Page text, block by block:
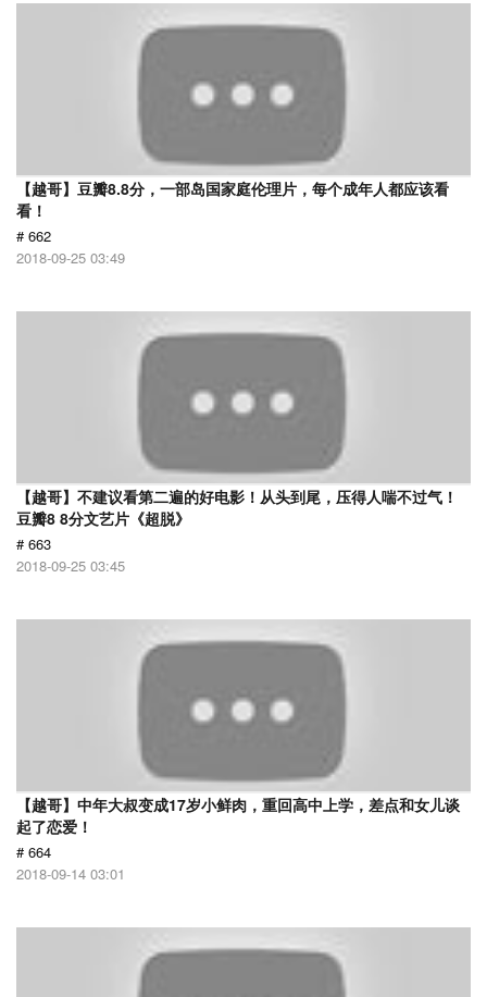
【越哥】豆瓣8.8分，一部岛国家庭伦理片，每个成年人都应该看
看！
# 662
2018-09-25 03:49
【越哥】不建议看第二遍的好电影！从头到尾，压得人喘不过气！
豆瓣8 8分文艺片《超脱》
# 663
2018-09-25 03:45
【越哥】中年大叔变成17岁小鲜肉，重回高中上学，差点和女儿谈
起了恋爱！
# 664
2018-09-14 03:01